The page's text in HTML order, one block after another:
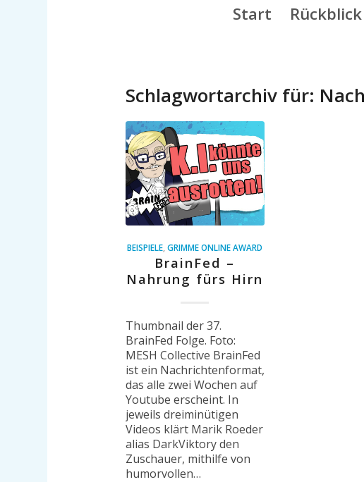
Start Rückblick
Schlagwortarchiv für:
BEISPIELE ,GRIMME ONLINE AWARD
BrainFed –
Nahrung fürs Hirn
Thumbnail der 37.
BrainFed Folge. Foto:
MESH Collective BrainFed
ist ein Nachrichtenformat,
das alle zwei Wochen auf
Youtube erscheint. In
jeweils dreiminütigen
Videos klärt Marik Roeder
alias DarkViktory den
Zuschauer, mithilfe von
humorvollen…